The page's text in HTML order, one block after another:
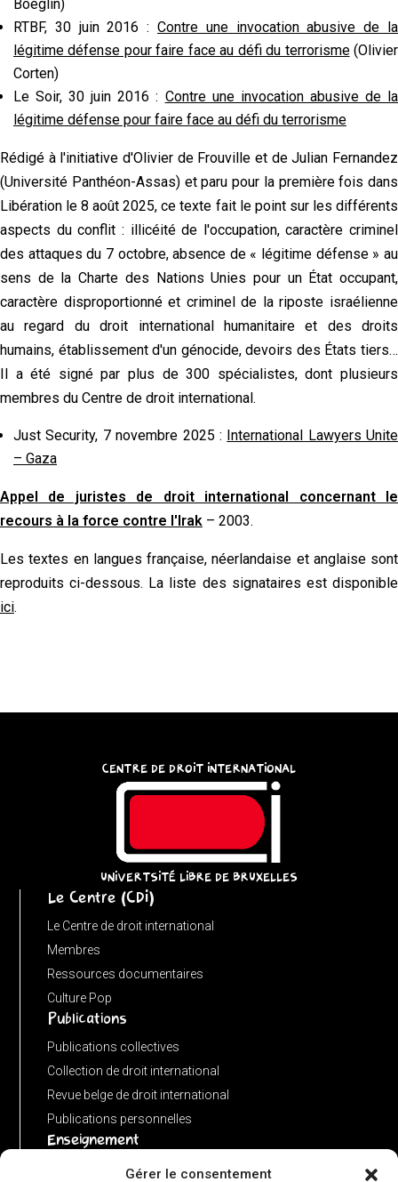
Gérer le consentement
Boeglin)
RTBF, 30 juin 2016 : Contre une invocation abusive de la
légitime défense pour faire face au défi du terrorisme(Olivier
Corten)
Le Soir, 30 juin 2016 : Contre une invocation abusive de la
légitime défense pour faire face au défi du terrorisme
Rédigé à l'initiative d'Olivier de Frouville et de Julian Fernandez
(Université Panthéon-Assas) et paru pour la première fois dans
Libération le 8 août 2025, ce texte fait le point sur les différents
aspects du conflit : illicéité de l'occupation, caractère criminel
des attaques du 7 octobre, absence de « légitime défense » au
sens de la Charte des Nations Unies pour un État occupant,
caractère disproportionné et criminel de la riposte israélienne
au regard du droit international humanitaire et des droits
humains, établissement d'un génocide, devoirs des États tiers…
Il a été signé par plus de 300 spécialistes, dont plusieurs
membres du Centre de droit international.
Just Security, 7 novembre 2025 : International Lawyers Unite
– Gaza
Appel de juristes de droit international concernant le
recours à la force contre l'Irak – 2003.
Les textes en langues française, néerlandaise et anglaise sont
reproduits ci-dessous. La liste des signataires est disponible
ici.
CENTRE DE DROIT INTERNATIONAL
UNIVERTSITÉ LIBRE DE BRUXELLES
Le Centre (CDI)
Le Centre de droit international
Membres
Ressources documentaires
Culture Pop
Publications
Publications collectives
Collection de droit international
Revue belge de droit international
Publications personnelles
Enseignement
Advanced LLM in public international law